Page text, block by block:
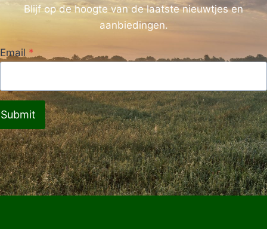
Blijf op de hoogte van de laatste nieuwtjes en
aanbiedingen.
Email *
Submit